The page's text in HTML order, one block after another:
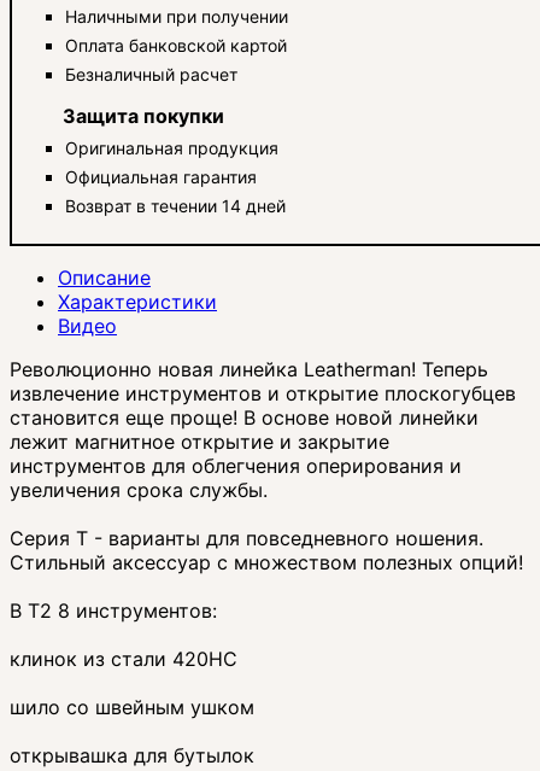
Наличными при получении
Оплата банковской картой
Безналичный расчет
Защита покупки
Оригинальная продукция
Официальная гарантия
Возврат в течении 14 дней
Описание
Характеристики
Видео
Революционно новая линейка Leatherman! Теперь
извлечение инструментов и открытие плоскогубцев
становится еще проще! В основе новой линейки
лежит магнитное открытие и закрытие
инструментов для облегчения оперирования и
увеличения срока службы.
Серия Т - варианты для повседневного ношения.
Стильный аксессуар с множеством полезных опций!
В Т2 8 инструментов:
клинок из стали 420НС
шило со швейным ушком
открывашка для бутылок